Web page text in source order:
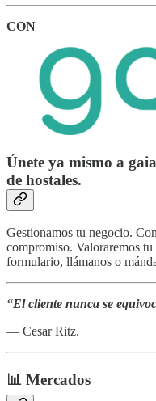
CON
Únete ya mismo a
de hostales.
Gestionamos tu negocio.
compromiso. Valoraremos
formulario, llámanos o
“El cliente nunca se
— Cesar Ritz.
📊 Mercados